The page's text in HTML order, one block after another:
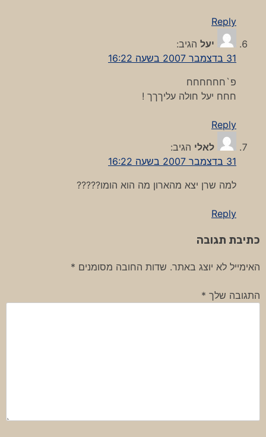
Reply
יעל הגיב:
31 בדצמבר 2007 בשעה 16:22
פ`חחחחחח
חחח יעל חולה עליךךך !
Reply
לאלי הגיב:
31 בדצמבר 2007 בשעה 16:22
למה שרן יצא מהארון מה הוא הומו?????
Reply
כתיבת תגובה
האימייל לא יוצג באתר. שדות החובה מסומנים *
התגובה שלך *